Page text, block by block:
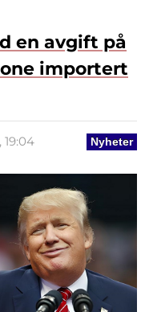
en avgift på
importert
Nyheter
19:04